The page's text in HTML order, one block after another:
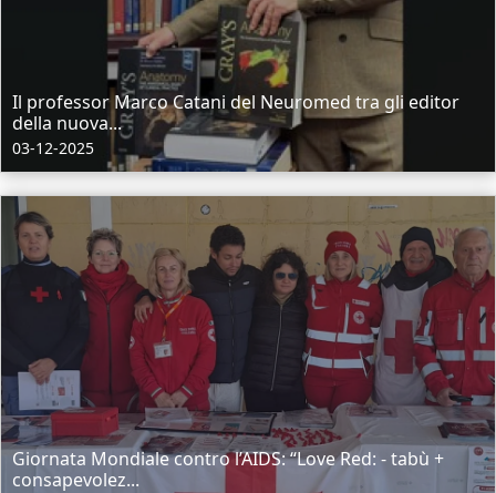
Il professor Marco Catani del Neuromed tra gli editor
della nuova...
03-12-2025
Giornata Mondiale contro l’AIDS: “Love Red: - tabù +
consapevolez...